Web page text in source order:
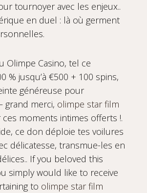
tournoyer avec les enjeux..
en duel : là où germent
Olimpe Casino, tel ce
% jusqu’à €500 + 100 spins,
généreuse pour
grand merci, olimpe star film
moments intimes offerts !.
ce don déploie tes voilures
délicatesse, transmue-les en
If you beloved this
simply would like to receive
to olimpe star film